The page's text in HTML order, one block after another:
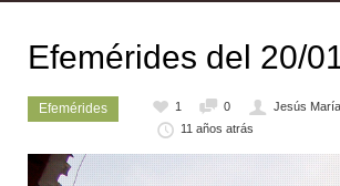
Efemérides del 20/
Efemérides 1 0
Jesús
11 años atrás